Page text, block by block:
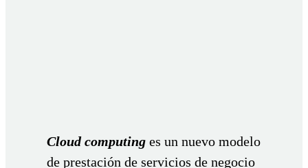
Cloud computing es un nuevo modelo
de prestación de servicios de negocio